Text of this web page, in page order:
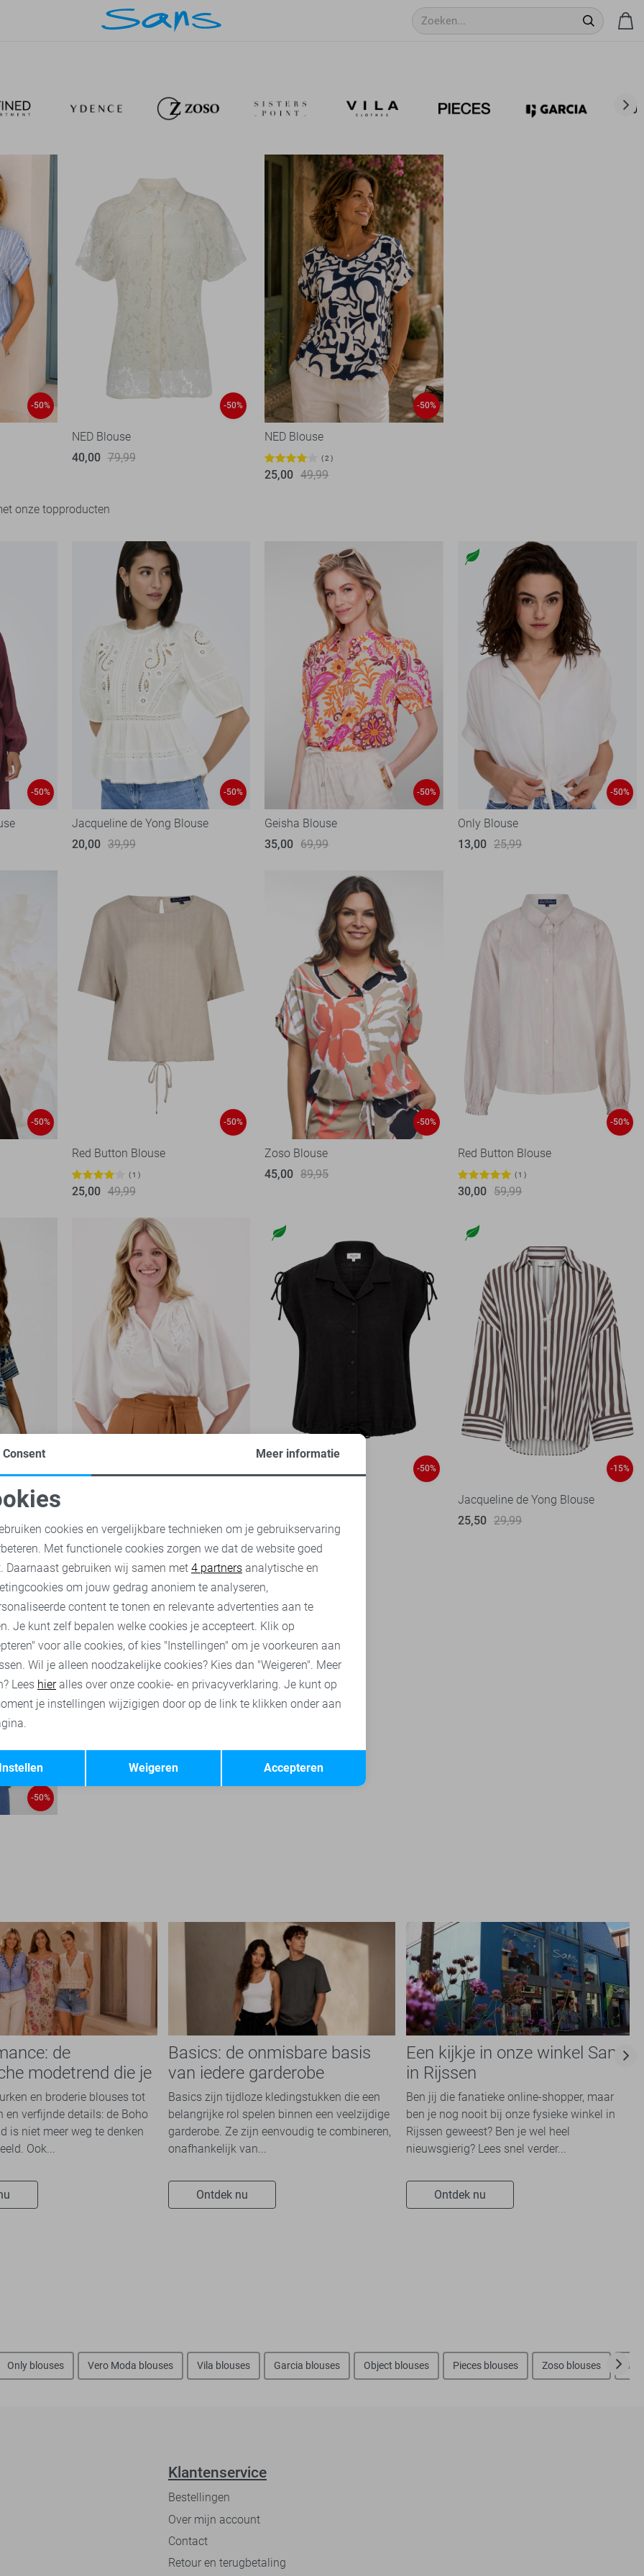
-50% -50%
NED Blouse
40,00 79,99
-50%
NED Blouse
2
25,00 49,99
onze topproducten
-50% -50%
Jacqueline de Yong Blouse
20,00 39,99
-50%
Geisha Blouse
35,00 69,99
-50%
Only Blouse
13,00 25,99
-50% -50%
Red Button Blouse
1
25,00 49,99
-50%
Zoso Blouse
45,00 89,95
-50%
Red Button Blouse
1
30,00 59,99
-50% -15%
Jacqueline de Yong Blouse
25,50 29,99
-50%
de
modetrend die je
overal ziet
en broderie blouses tot
en verfijnde details: de Boho
is niet meer weg te denken
Ook...
Basics: de onmisbare basis
van iedere garderobe
Basics zijn tijdloze kledingstukken die een
belangrijke rol spelen binnen een veelzijdige
garderobe. Ze zijn eenvoudig te combineren,
onafhankelijk van...
Ontdek nu
Een kijkje in onze winkel Sans
in Rijssen
Ben jij die fanatieke online-shopper, maar
ben je nog nooit bij onze fysieke winkel in
Rijssen geweest? Ben je wel heel
nieuwsgierig? Lees snel verder...
Ontdek nu
Only blouses Vero Moda blouses Vila blouses Garcia blouses Object blouses Pieces blouses Zoso blouses
Klantenservice
Bestellingen
Over mijn account
Contact
Retour en terugbetaling
cookies
cookies Marketing cookies
Terug Opslaan
Consent Meer informatie
cookies en vergelijkbare technieken om je gebruikservaring
Met functionele cookies zorgen we dat de website goed
Daarnaast gebruiken wij samen met 4 partners analytische en
om jouw gedrag anoniem te analyseren,
content te tonen en relevante advertenties aan te
Je kunt zelf bepalen welke cookies je accepteert. Klik op
voor alle cookies, of kies "Instellingen" om je voorkeuren aan
Wil je alleen noodzakelijke cookies? Kies dan "Weigeren". Meer
Lees hieralles over onze cookie- en privacyverklaring. Je kunt op
je instellingen wijzigigen door op de link te klikken onder aan
Accepteren
Weigeren
Instellen